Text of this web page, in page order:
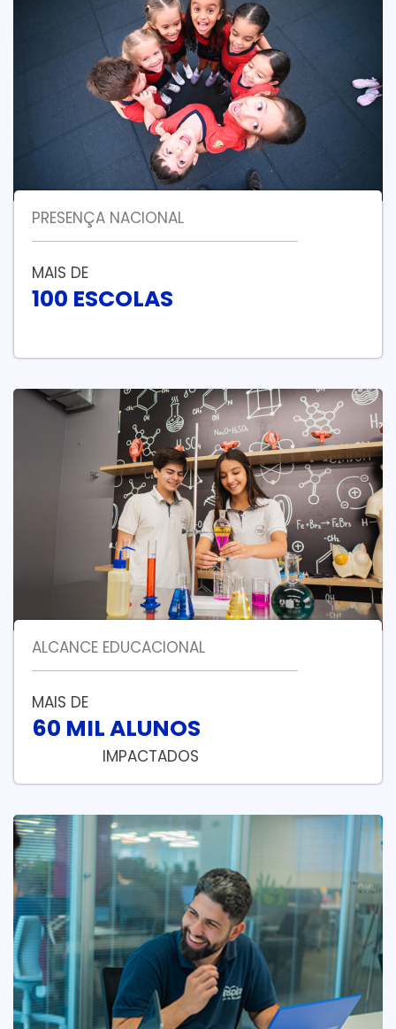
PRESENÇA NACIONAL
MAIS DE
100 ESCOLAS
ALCANCE EDUCACIONAL
MAIS DE
60 MIL ALUNOS
IMPACTADOS